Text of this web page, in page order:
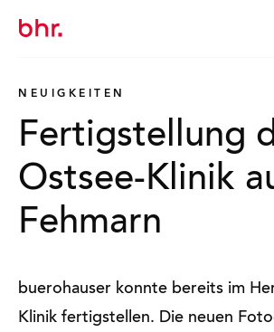
wechseln
NEUIGKEITEN
Fertigstellung
Ostsee-Klinik
Fehmarn
buerohauser konnte bereits im
Klinik fertigstellen. Die neuen